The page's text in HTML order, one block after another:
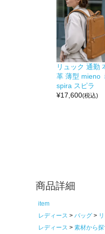
リュック 通勤
革 薄型 mieno
spira スピラ
¥17,600(税込)
商品詳細
item
レディース
バッグ
レディース
素材から